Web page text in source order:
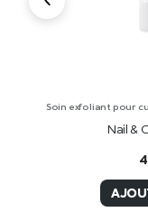
Soin exfoliant pour
Nail &